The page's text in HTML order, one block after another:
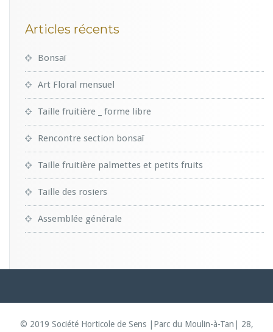
Articles récents
Bonsaï
Art Floral mensuel
Taille fruitière _ forme libre
Rencontre section bonsaï
Taille fruitière palmettes et petits fruits
Taille des rosiers
Assemblée générale
© 2019 Société Horticole de Sens |Parc du Moulin-à-Tan| 28,